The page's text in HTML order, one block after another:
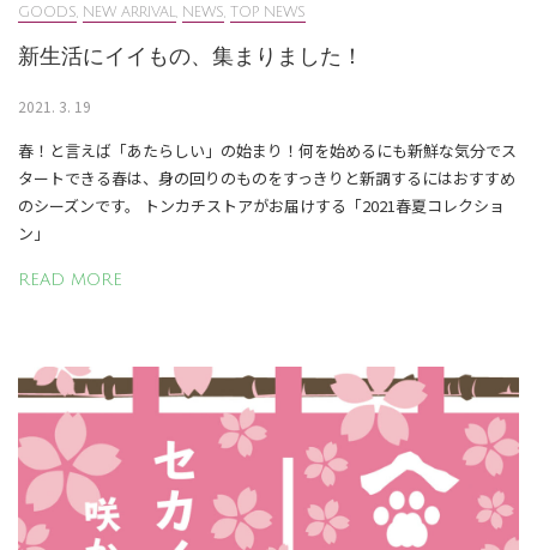
GOODS NEW ARRIVAL NEWS TOP NEWS
新生活にイイもの、集まりました！
2021. 3. 19
春！と言えば「あたらしい」の始まり！何を始めるにも新鮮な気分でス
タートできる春は、身の回りのものをすっきりと新調するにはおすすめ
のシーズンです。 トンカチストアがお届けする「2021春夏コレクショ
ン」
READ MORE